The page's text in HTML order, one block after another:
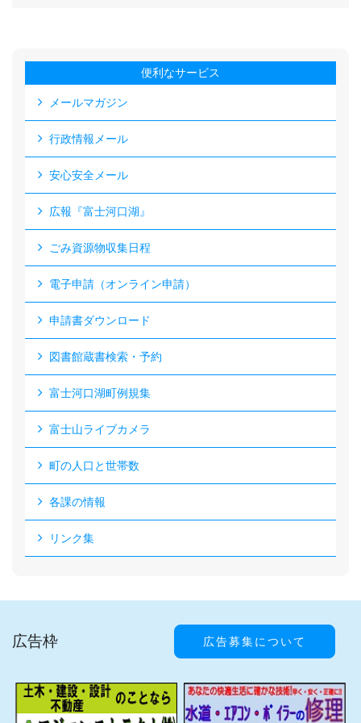
便利なサービス
メールマガジン
行政情報メール
安心安全メール
広報『富士河口湖』
ごみ資源物収集日程
電子申請（オンライン申請）
申請書ダウンロード
図書館蔵書検索・予約
富士河口湖町例規集
富士山ライブカメラ
町の人口と世帯数
各課の情報
リンク集
広告枠 広告募集について